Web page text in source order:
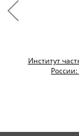
Институт